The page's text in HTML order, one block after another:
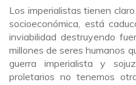
Los imperialistas tienen
socioeconómica, está
inviabilidad destruyendo
millones de seres humanos
guerra imperialista y
proletarios no tenemos